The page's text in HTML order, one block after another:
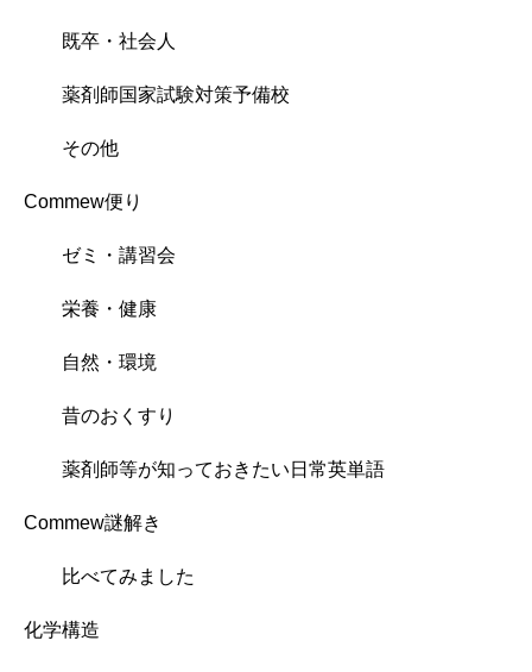
既卒・社会人
薬剤師国家試験対策予備校
その他
Commew便り
ゼミ・講習会
栄養・健康
自然・環境
昔のおくすり
薬剤師等が知っておきたい日常英単語
Commew謎解き
比べてみました
化学構造